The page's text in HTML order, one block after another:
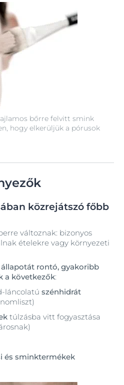
bőrre felvitt smink
hogy elkerüljük a pórusok
közrejátszó főbb
változnak: bizonyos
ételekre vagy környezeti
rontó, gyakoribb
a következők:
láncolatú szénhidrát
túlzásba vitt fogyasztása
és sminktermékek